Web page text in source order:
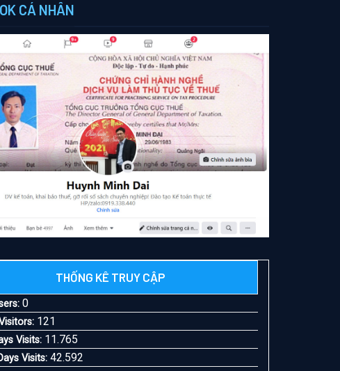
CÁ NHÂN
THỐNG KÊ TRUY CẬP
0
121
Visits: 11.765
Visits:42.592